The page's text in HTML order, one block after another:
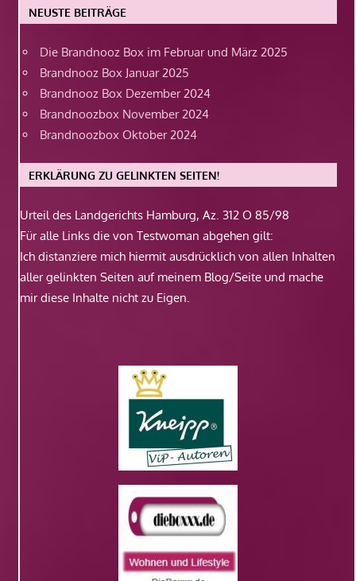
NEUSTE BEITRÄGE
Die Brandnooz Box im Februar und März 2025
Brandnooz Box Januar 2025
Brandnooz Box Dezember 2024
Brandnoozbox November 2024
Brandnoozbox Oktober 2024
ERKLÄRUNG ZU GELINKTEN SEITEN!
Urteil des Landgerichts Hamburg, Az. 312 O 85/98
Für alle Links die von Testwoman abgehen gilt:
Ich distanziere mich hiermit ausdrücklich von allen Inhalten
aller gelinkten Seiten auf meinem Blog/Seite und mache
mir diese Inhalte nicht zu Eigen.